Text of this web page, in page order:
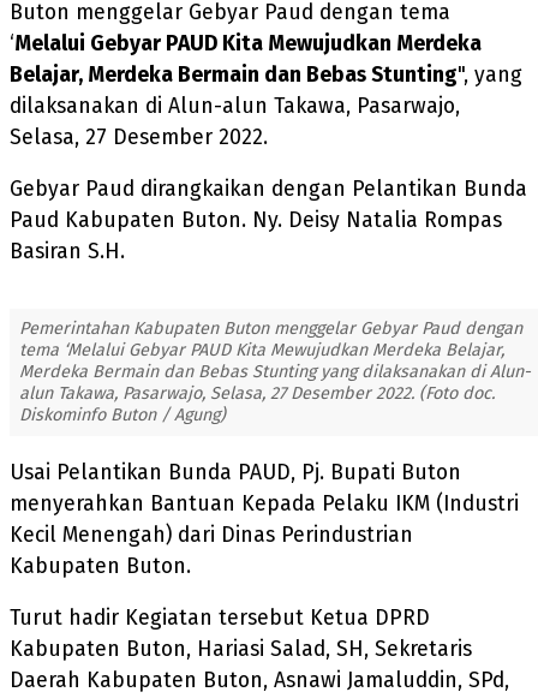
Buton menggelar Gebyar Paud dengan tema
‘Melalui Gebyar PAUD Kita Mewujudkan Merdeka
Belajar, Merdeka Bermain dan Bebas Stunting", yang
dilaksanakan di Alun-alun Takawa, Pasarwajo,
Selasa, 27 Desember 2022.
Gebyar Paud dirangkaikan dengan Pelantikan Bunda
Paud Kabupaten Buton. Ny. Deisy Natalia Rompas
Basiran S.H.
Pemerintahan Kabupaten Buton menggelar Gebyar Paud dengan
tema ‘Melalui Gebyar PAUD Kita Mewujudkan Merdeka Belajar,
Merdeka Bermain dan Bebas Stunting yang dilaksanakan di Alun-
alun Takawa, Pasarwajo, Selasa, 27 Desember 2022. (Foto doc.
Diskominfo Buton / Agung)
Usai Pelantikan Bunda PAUD, Pj. Bupati Buton
menyerahkan Bantuan Kepada Pelaku IKM (Industri
Kecil Menengah) dari Dinas Perindustrian
Kabupaten Buton.
Turut hadir Kegiatan tersebut Ketua DPRD
Kabupaten Buton, Hariasi Salad, SH, Sekretaris
Daerah Kabupaten Buton, Asnawi Jamaluddin, SPd,